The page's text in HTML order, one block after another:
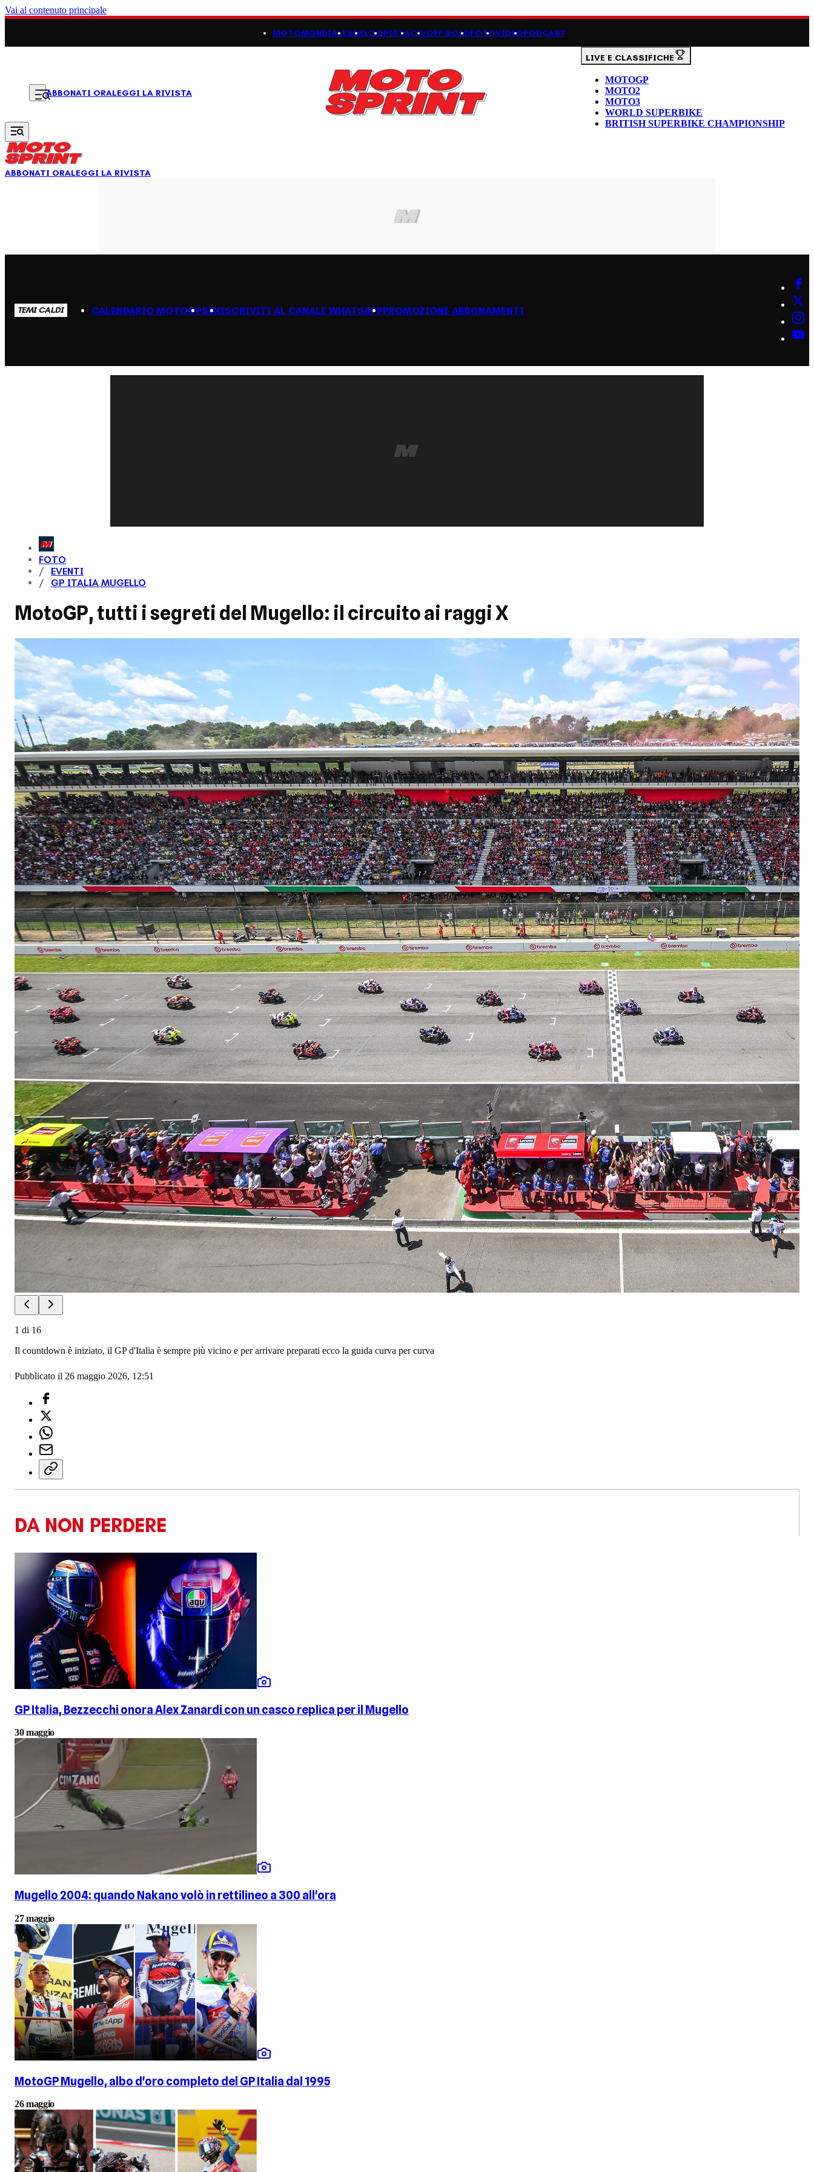
Vai al contenuto principale
MOTOMONDIALESBKLIVEPISTACIVOFF ROADFOTOVIDEOPODCAST
ABBONATI ORALEGGI LA RIVISTA
LIVE E CLASSIFICHE
MOTOGP
MOTO2
MOTO3
WORLD SUPERBIKE
BRITISH SUPERBIKE CHAMPIONSHIP
ABBONATI ORALEGGI LA RIVISTA
TEMI CALDI CALENDARIO MOTOGPSBKISCRIVITI AL CANALE WHATSAPPPROMOZIONE ABBONAMENTI
FOTO
EVENTI
GP ITALIA MUGELLO
MotoGP, tutti i segreti del Mugello: il circuito ai raggi X
1 di 16
Il countdown è iniziato, il GP d'Italia è sempre più vicino e per arrivare preparati ecco la guida curva per curva
Pubblicato il 26 maggio 2026, 12:51
DA NON PERDERE
GP Italia, Bezzecchi onora Alex Zanardi con un casco replica per il Mugello
30 maggio
Mugello 2004: quando Nakano volò in rettilineo a 300 all'ora
27 maggio
MotoGP Mugello, albo d'oro completo del GP Italia dal 1995
26 maggio